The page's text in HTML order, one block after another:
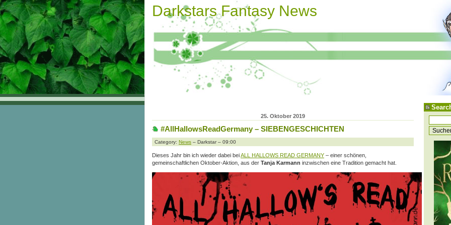
Darkstars Fantasy News
25. Oktober 2019
#AllHallowsReadGermany – SIEBENGESCHICHTEN
Category: News – Darkstar – 09:00
Dieses Jahr bin ich wieder dabei beiALL HALLOWS READ GERMANY – einer schönen,
gemeinschaftlichen Oktober-Aktion, aus der Tanja Karmann inzwischen eine Tradition gemacht hat.